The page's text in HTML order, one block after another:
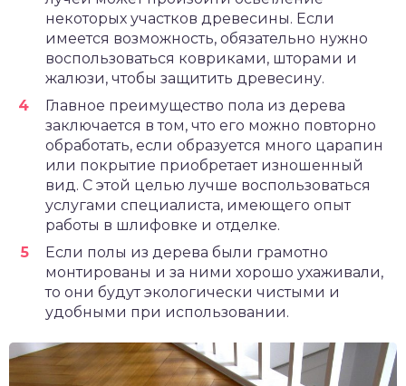
некоторых участков древесины. Если
имеется возможность, обязательно нужно
воспользоваться ковриками, шторами и
жалюзи, чтобы защитить древесину.
Главное преимущество пола из дерева
заключается в том, что его можно повторно
обработать, если образуется много царапин
или покрытие приобретает изношенный
вид. С этой целью лучше воспользоваться
услугами специалиста, имеющего опыт
работы в шлифовке и отделке.
Если полы из дерева были грамотно
монтированы и за ними хорошо ухаживали,
то они будут экологически чистыми и
удобными при использовании.